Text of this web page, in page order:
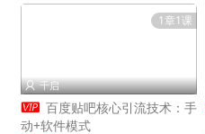
1章1课
 千启
 百度贴吧核心引流技术：手
动+软件模式